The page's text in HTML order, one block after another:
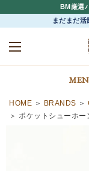
BM厳選
まだまだ
MEN
HOME BRANDS
ポケットシューホー